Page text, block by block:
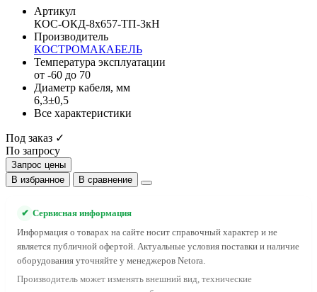
Артикул
КОС-ОКД-8х657-ТП-3кН
Производитель
КОСТРОМАКАБЕЛЬ
Температура эксплуатации
от -60 до 70
Диаметр кабеля, мм
6,3±0,5
Все характеристики
Под заказ ✓
По запросу
Запрос цены
В избранное
В сравнение
✔ Сервисная информация
Информация о товарах на сайте носит справочный характер и не
является публичной офертой. Актуальные условия поставки и наличие
оборудования уточняйте у менеджеров Netora.
Производитель может изменять внешний вид, технические